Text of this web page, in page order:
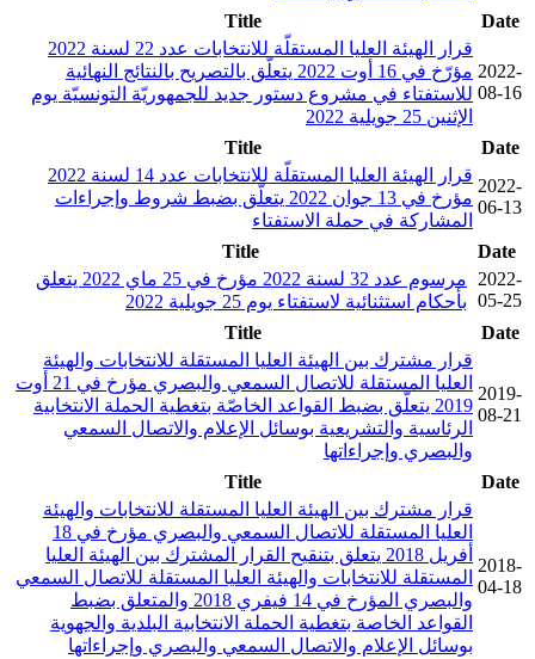
Date
Title
2022-
08-16
قرار الهيئة العليا المستقلّة للانتخابات عدد 22 لسنة 2022
مؤرّخ في 16 أوت 2022 يتعلّق بالتصريح بالنتائج النهائية
للاستفتاء في مشروع دستور جديد للجمهوريّة التونسيّة يوم
الإثنين 25 جويلية 2022
Date
Title
2022-
06-13
قرار الهيئة العليا المستقلّة للانتخابات عدد 14 لسنة 2022
مؤرخ في 13 جوان 2022 يتعلّق بضبط شروط وإجراءات
المشاركة في حملة الاستفتاء
Date
Title
2022-
05-25
مرسوم عدد 32 لسنة 2022 مؤرخ في 25 ماي 2022 يتعلق
بأحكام استثنائية لاستفتاء يوم 25 جويلية 2022
Date
Title
2019-
08-21
قرار مشترك بين الهيئة العليا المستقلة للانتخابات والهيئة
العليا المستقلة للاتصال السمعي والبصري مؤرخ في 21 أوت
2019 يتعلّق بضبط القواعد الخاصّة بتغطية الحملة الانتخابية
الرئاسية والتشريعية بوسائل الإعلام والاتصال السمعي
والبصري وإجراءاتها
Date
Title
2018-
04-18
قرار مشترك بين الهيئة العليا المستقلة للانتخابات والهيئة
العليا المستقلة للاتصال السمعي والبصري مؤرخ في 18
أفريل 2018 يتعلق بتنقيح القرار المشترك بين الهيئة العليا
المستقلة للانتخابات والهيئة العليا المستقلة للاتصال السمعي
والبصري المؤرخ في 14 فيفري 2018 والمتعلق بضبط
القواعد الخاصة بتغطية الحملة الانتخابية البلدية والجهوية
بوسائل الإعلام والاتصال السمعي والبصري وإجراءاتها